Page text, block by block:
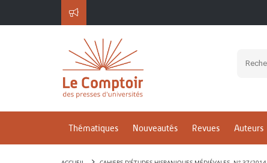
Thématiques Nouveautés Revues Auteurs